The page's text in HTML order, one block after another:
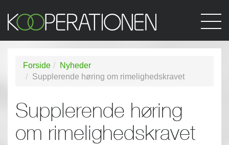
Forside
Nyheder
Supplerende høring om rimelighedskravet
Supplerende høring
om rimelighedskravet